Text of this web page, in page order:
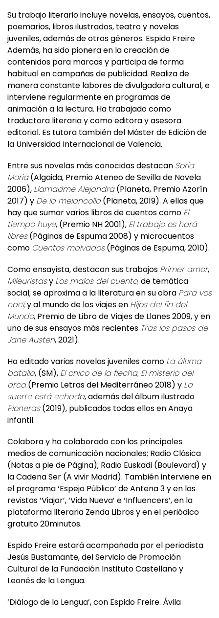
Su trabajo literario incluye novelas, ensayos, cuentos,
poemarios, libros ilustrados, teatro y novelas
juveniles, además de otros géneros. Espido Freire
Además, ha sido pionera en la creación de
contenidos para marcas y participa de forma
habitual en campañas de publicidad. Realiza de
manera constante labores de divulgadora cultural, e
interviene regularmente en programas de
animación a la lectura. Ha trabajado como
traductora literaria y como editora y asesora
editorial. Es tutora también del Máster de Edición de
la Universidad Internacional de Valencia.
Entre sus novelas más conocidas destacan Soria
Moria(Algaida, Premio Ateneo de Sevilla de Novela
2006), Llamadme Alejandra(Planeta, Premio Azorín
2017) y De la melancolía(Planeta, 2019). A ellas que
hay que sumar varios libros de cuentos como El
tiempo huye, (Premio NH 2001), El trabajo os hará
libres(Páginas de Espuma 2008) y microcuentos
como Cuentos malvados(Páginas de Espuma, 2010).
Como ensayista, destacan sus trabajos Primer amor,
Mileuristasy Los malos del cuento, de temática
social; se aproxima a la literatura en su obra Para vos
nací,y al mundo de los viajes en Hijos del fin del
Mundo, Premio de Libro de Viajes de Llanes 2009, y en
uno de sus ensayos más recientes Tras los pasos de
Jane Austen, 2021).
Ha editado varias novelas juveniles como La última
batalla, (SM), El chico de la flecha, El misterio del
arca(Premio Letras del Mediterráneo 2018) y La
suerte está echada, además del álbum ilustrado
Pioneras(2019), publicados todas ellos en Anaya
infantil.
Colabora y ha colaborado con los principales
medios de comunicación nacionales; Radio Clásica
(Notas a pie de Página); Radio Euskadi (Boulevard) y
la Cadena Ser (A vivir Madrid). También interviene en
el programa ‘Espejo Público’ de Antena 3 y en las
revistas ‘Viajar’, ‘Vida Nueva’ e ‘Influencers’, en la
plataforma literaria Zenda Libros y en el periódico
gratuito 20minutos.
Espido Freire estará acompañada por el periodista
Jesús Bustamante, del Servicio de Promoción
Cultural de la Fundación Instituto Castellano y
Leonés de la Lengua.
‘Diálogo de la Lengua’, con Espido Freire. Ávila